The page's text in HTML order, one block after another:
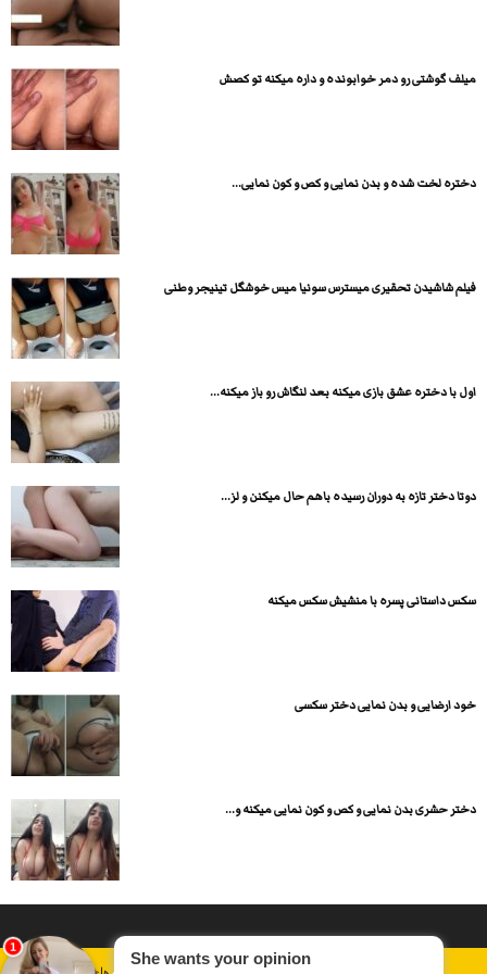
میلف گوشتی رو دمر خوابونده و داره میکنه تو کصش
دختره لخت شده و بدن نمایی و کص و کون نمایی...
فیلم شاشیدن تحقیری میسترس سونیا میس خوشگل تینیجر وطنی
اول با دختره عشق بازی میکنه بعد لنگاش رو باز میکنه...
دوتا دختر تازه به دوران رسیده باهم حال میکنن و لز...
سکس داستانی پسره با منشیش سکس میکنه
خود ارضایی و بدن نمایی دختر سکسی
دختر حشری بدن نمایی و کص و کون نمایی میکنه و...